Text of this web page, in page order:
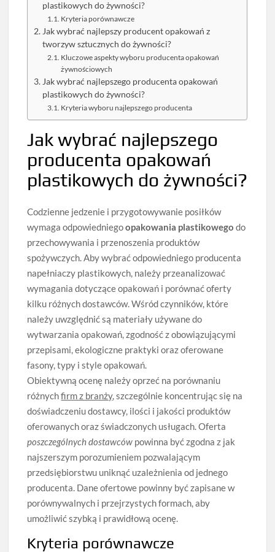
plastikowych do żywności?
Kryteria porównawcze
Jak wybrać najlepszy producent opakowań z
tworzyw sztucznych do żywności?
Kluczowe aspekty wyboru producenta opakowań
żywnościowych
Jak wybrać najlepszego producenta opakowań
plastikowych do żywności?
Kryteria wyboru najlepszego producenta
Jak wybrać najlepszego
producenta opakowań
plastikowych do żywności?
Codzienne jedzenie i przygotowywanie posiłków
wymaga odpowiedniegoopakowania plastikowego do
przechowywania i przenoszenia produktów
spożywczych. Aby wybrać odpowiedniego producenta
napełniaczy plastikowych, należy przeanalizować
wymagania dotyczące opakowań i porównać oferty
kilku różnych dostawców. Wśród czynników, które
należy uwzględnić są materiały używane do
wytwarzania opakowań, zgodność z obowiązującymi
przepisami, ekologiczne praktyki oraz oferowane
fasony, typy i style opakowań.
Obiektywną ocenę należy oprzeć na porównaniu
różnychfirm z branży, szczególnie koncentrując się na
doświadczeniu dostawcy, ilości i jakości produktów
oferowanych oraz świadczonych usługach. Oferta
poszczególnych dostawców powinna być zgodna z jak
najszerszym porozumieniem pozwalającym
przedsiębiorstwu uniknąć uzależnienia od jednego
producenta. Dane ofertowe powinny być zapisane w
porównywalnych i przejrzystych formach, aby
umożliwić szybką i prawidłową ocenę.
Kryteria porównawcze